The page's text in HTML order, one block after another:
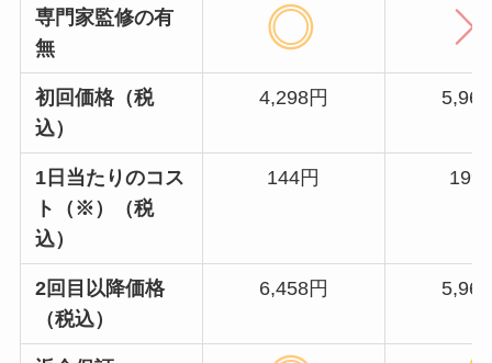
専門家監修の有
無
初回価格（税
込）
4,298円
1日当たりのコス
ト（※）（税
込）
144円 199
2回目以降価格
（税込）
6,458円